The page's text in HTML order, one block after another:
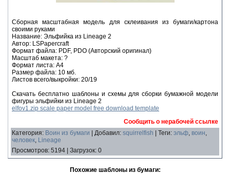
Сборная масштабная модель для склеивания из бумаги/картона
своими руками
Название: Эльфийка из Lineage 2
Автор: LSPapercraft
Формат файла: PDF, PDO (Авторский оригинал)
Масштаб макета: ?
Формат листа: А4
Размер файла: 10 мб.
Листов всего/выкройки: 20/19
Скачать бесплатно шаблоны и схемы для сборки бумажной модели
фигуры эльфийки из Lineage 2
elfov1.zip scale paper model free download template
Сообщить о нерабочей ссылке
Категория: Воин из бумаги Добавил: squirrelfish Теги: эльф, воин,
человек, Lineage
Просмотров: 5194 Загрузок: 0
Похожие шаблоны из бумаги: